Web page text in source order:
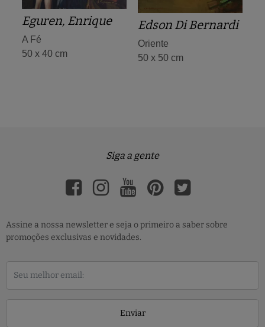
Eguren, Enrique
A Fé
50 x 40 cm
Edson Di Bernardi
Oriente
50 x 50 cm
Siga a gente
Assine a nossa newsletter e seja o primeiro a saber sobre
promoções exclusivas e novidades.
Enviar